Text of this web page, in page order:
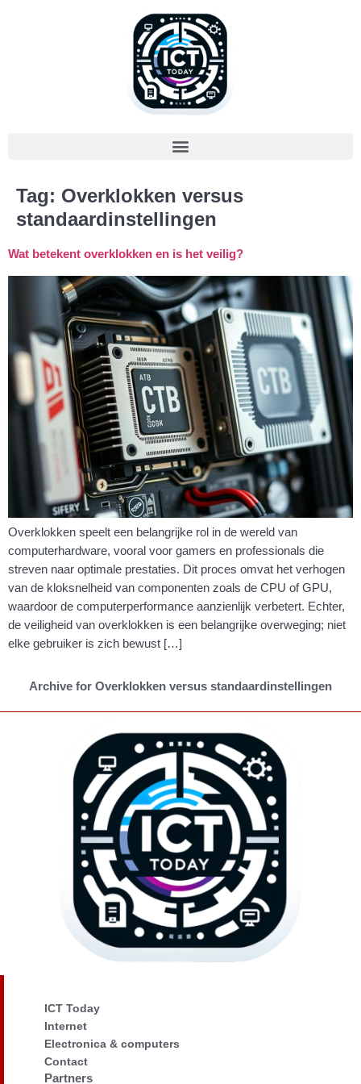
Tag: Overklokken versus
standaardinstellingen
Wat betekent overklokken en is het veilig?
Overklokken speelt een belangrijke rol in de wereld van
computerhardware, vooral voor gamers en professionals die
streven naar optimale prestaties. Dit proces omvat het verhogen
van de kloksnelheid van componenten zoals de CPU of GPU,
waardoor de computerperformance aanzienlijk verbetert. Echter,
de veiligheid van overklokken is een belangrijke overweging; niet
elke gebruiker is zich bewust […]
Archive for Overklokken versus standaardinstellingen
ICT Today
Internet
Electronica & computers
Contact
Partners